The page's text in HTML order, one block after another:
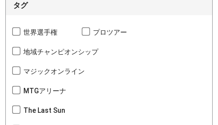
タグ
世界選手権 プロツアー
地域チャンピオンシップ
マジックオンライン
MTGアリーナ
The Last Sun